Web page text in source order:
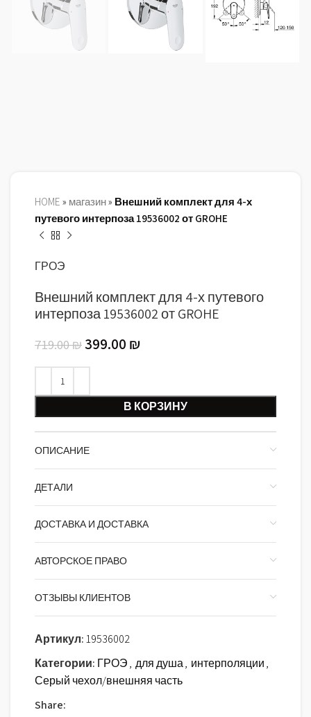
HOME » магазин» Внешний комплект для 4-х
путевого интерпоза 19536002 от GROHE
ГРОЭ
Внешний комплект для 4-х путевого
интерпоза 19536002 от GROHE
719.00₪ 399.00 ₪
В КОРЗИНУ
ОПИСАНИЕ
ДЕТАЛИ
ДОСТАВКА И ДОСТАВКА
АВТОРСКОЕ ПРАВО
ОТЗЫВЫ КЛИЕНТОВ
Артикул:19536002
Категории: ГРОЭ, для душа, интерполяции,
Серый чехол/внешняя часть
Share: